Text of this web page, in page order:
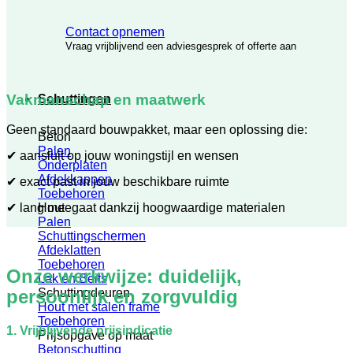
Contact opnemen
Vraag vrijblijvend een adviesgesprek of offerte aan
Schuttingen
Beton
Palen
Onderplaten
Afdekkappen
Toebehoren
Hout
Palen
Schuttingschermen
Afdeklatten
Toebehoren
Lak en Beits
Schuttingdeuren
Hout met stalen frame
Toebehoren
Prijsopgave op maat
Betonschutting
Vakmanschap en maatwerk
Geen standaard bouwpakket, maar een oplossing die:
✔ aansluit op jouw woningstijl en wensen
✔ exact past in jouw beschikbare ruimte
✔ lang meegaat dankzij hoogwaardige materialen
Onze werkwijze: duidelijk,
persoonlijk en zorgvuldig
1. Vrijblijvende prijsindicatie